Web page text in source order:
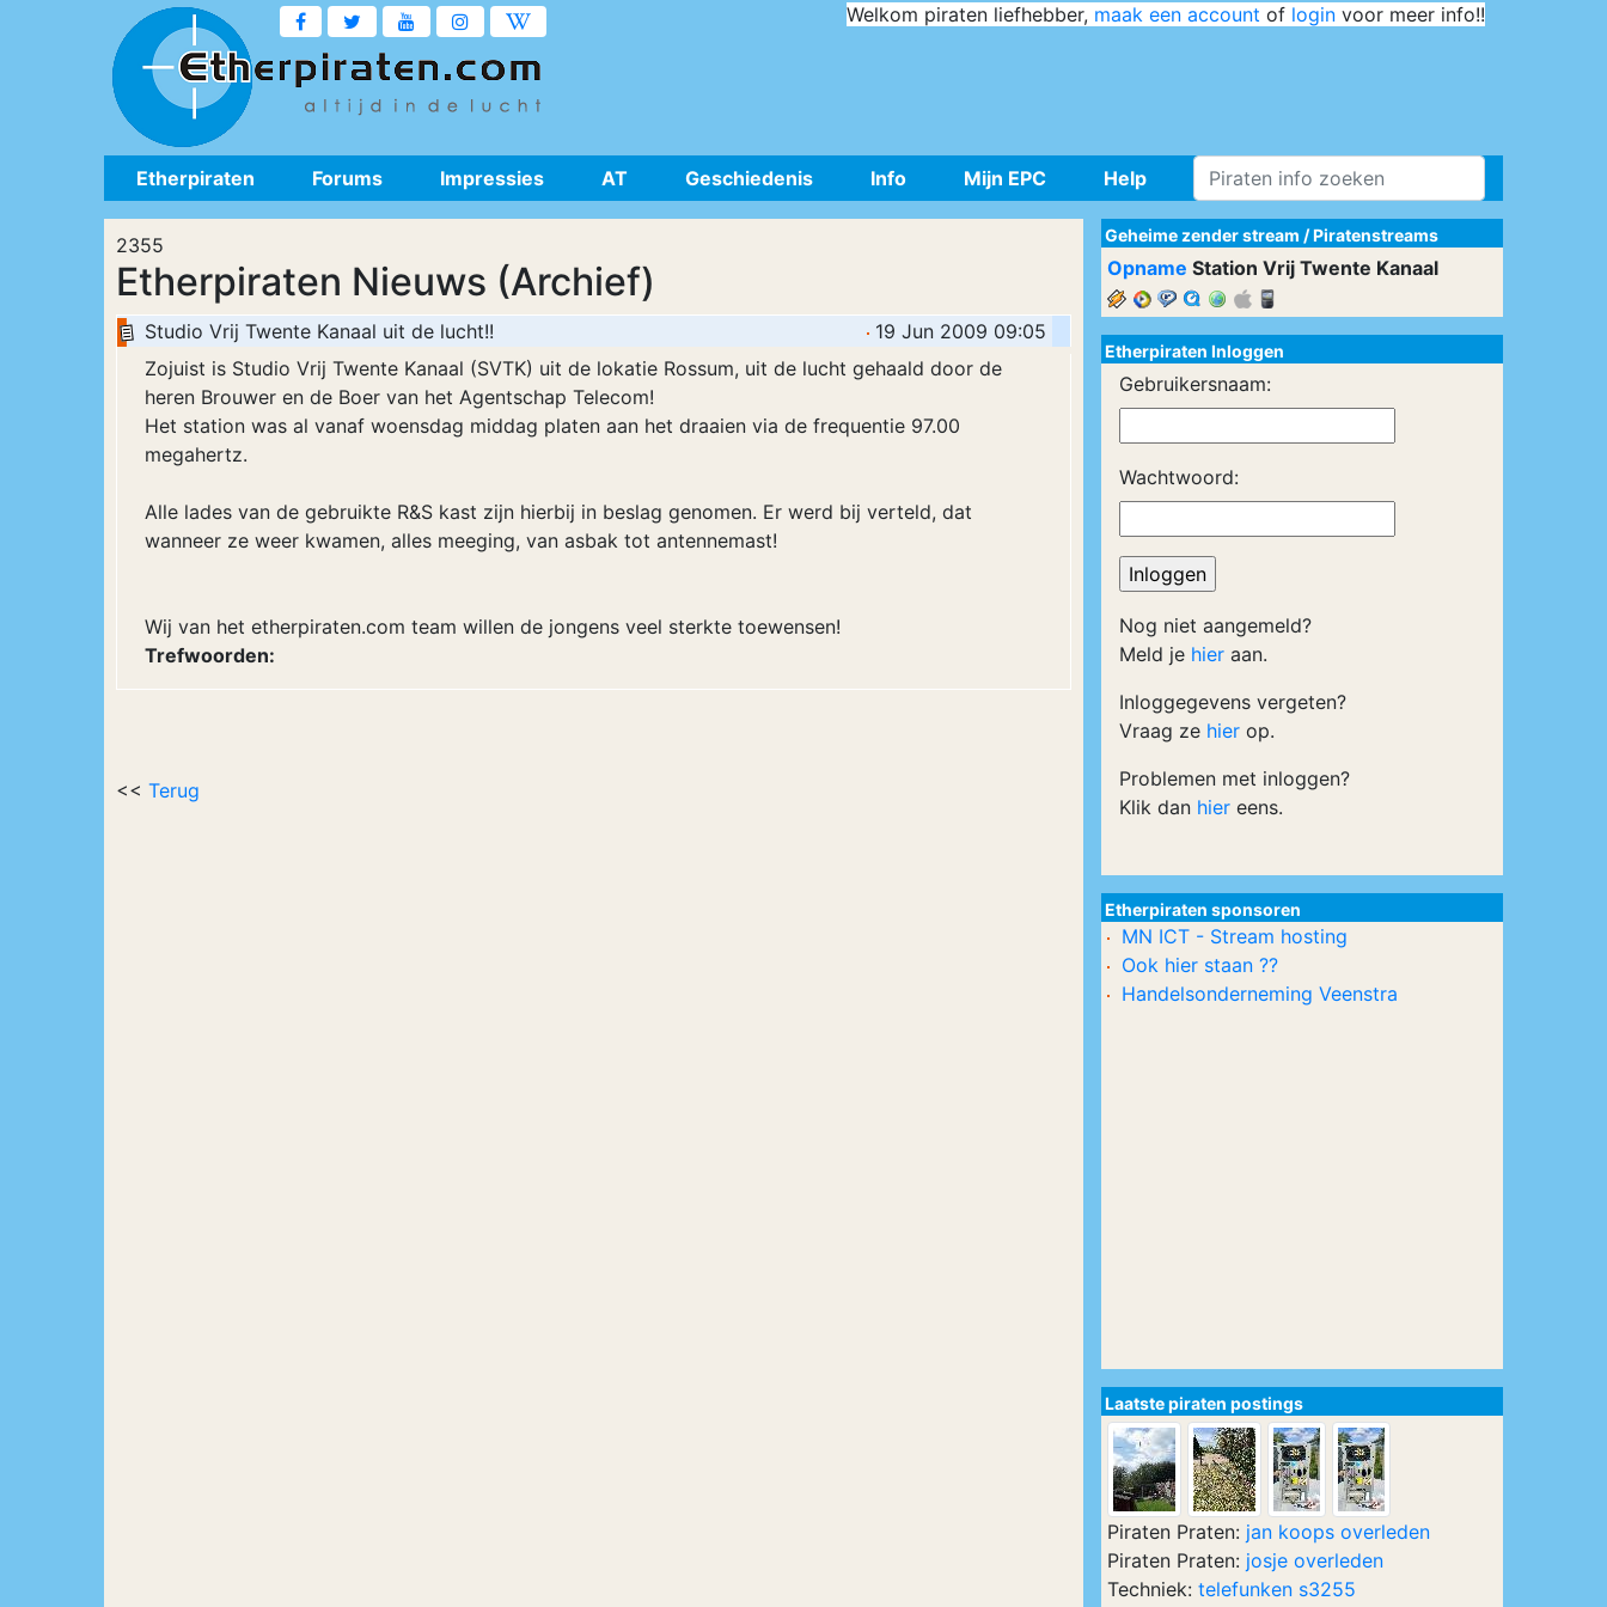
Welkom piraten liefhebber, maak een account of login voor meer info!!
Etherpiraten Forums Impressies AT Geschiedenis Info Mijn EPC Help
2355
Etherpiraten Nieuws (Archief)
Studio Vrij Twente Kanaal uit de lucht!!
19 Jun 2009 09:05
Zojuist is Studio Vrij Twente Kanaal (SVTK) uit de lokatie Rossum, uit de lucht gehaald door de
heren Brouwer en de Boer van het Agentschap Telecom!
Het station was al vanaf woensdag middag platen aan het draaien via de frequentie 97.00
megahertz.
Alle lades van de gebruikte R&S kast zijn hierbij in beslag genomen. Er werd bij verteld, dat
wanneer ze weer kwamen, alles meeging, van asbak tot antennemast!
Wij van het etherpiraten.com team willen de jongens veel sterkte toewensen!
Trefwoorden:
<< Terug
Geheime zender stream /Piratenstreams
Opname Station Vrij Twente Kanaal
Etherpiraten Inloggen
Gebruikersnaam:
Wachtwoord:
Nog niet aangemeld?
Meld je hier aan.
Inloggegevens vergeten?
Vraag ze hier op.
Problemen met inloggen?
Klik dan hier eens.
Etherpiraten sponsoren
MN ICT - Stream hosting
Ook hier staan ??
Handelsonderneming Veenstra
Laatste piraten postings
Piraten Praten: jan koops overleden
Piraten Praten: josje overleden
Techniek: telefunken s3255